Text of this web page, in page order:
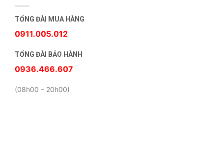
TỔNG ĐÀI MUA HÀNG
0911.005.012
TỔNG ĐÀI BẢO HÀNH
0936.466.607
(08h00 – 20h00)